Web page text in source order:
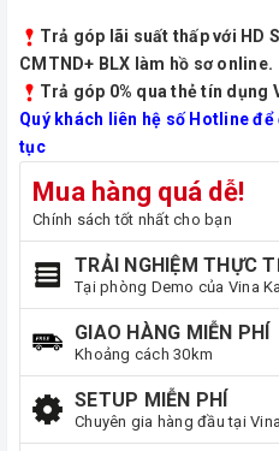
Trả góp lãi suất thấp với HD
CMTND+ BLX làm hồ sơ online.
Trả góp 0% qua thẻ tín dụng
Quý khách liên hệ số Hotline
tục
Mua hàng quá dễ!
Chính sách tốt nhất cho bạn
TRẢI NGHIỆM THỰC
Tại phòng Demo của Vina
GIAO HÀNG MIỄN PHÍ
Khoảng cách 30km
SETUP MIỄN PHÍ
Chuyên gia hàng đầu tại